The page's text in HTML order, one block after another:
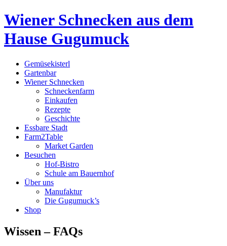
Wiener Schnecken aus dem
Hause Gugumuck
Gemüsekisterl
Gartenbar
Wiener Schnecken
Schneckenfarm
Einkaufen
Rezepte
Geschichte
Essbare Stadt
Farm2Table
Market Garden
Besuchen
Hof-Bistro
Schule am Bauernhof
Über uns
Manufaktur
Die Gugumuck’s
Shop
Wissen – FAQs